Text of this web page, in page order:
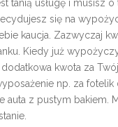
tanią usługę i musisz
się na
kaucja. Zazwyczaj
Kiedy już
kwota za
np. za
auta z pustym bakiem.